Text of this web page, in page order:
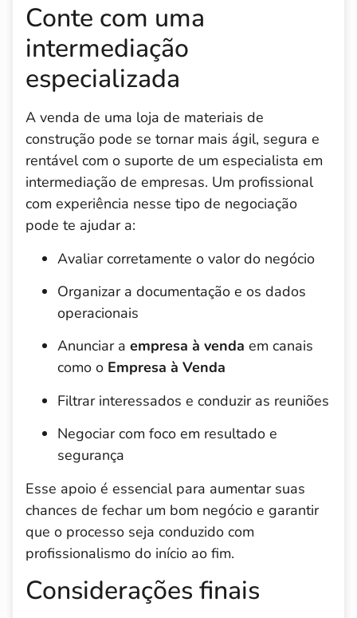
Conte com uma
intermediação
especializada
A venda de uma loja de materiais de
construção pode se tornar mais ágil, segura e
rentável com o suporte de um especialista em
intermediação de empresas. Um profissional
com experiência nesse tipo de negociação
pode te ajudar a:
Avaliar corretamente o valor do negócio
Organizar a documentação e os dados
operacionais
Anunciar a empresa à venda em canais
como o Empresa à Venda
Filtrar interessados e conduzir as reuniões
Negociar com foco em resultado e
segurança
Esse apoio é essencial para aumentar suas
chances de fechar um bom negócio e garantir
que o processo seja conduzido com
profissionalismo do início ao fim.
Considerações finais